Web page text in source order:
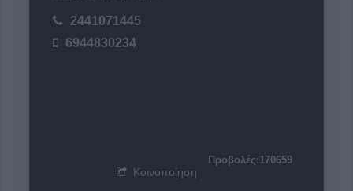
2441071445
6944830234
Προβολές:170659
Κοινοποίηση